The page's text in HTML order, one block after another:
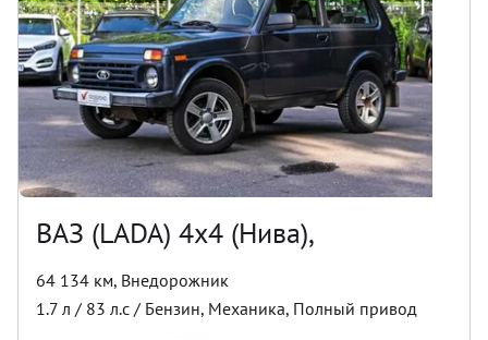
ВАЗ (LADA) 4x4 (Нива),
64 134 км, Внедорожник
1.7 л / 83 л.с / Бензин, Механика, Полный привод